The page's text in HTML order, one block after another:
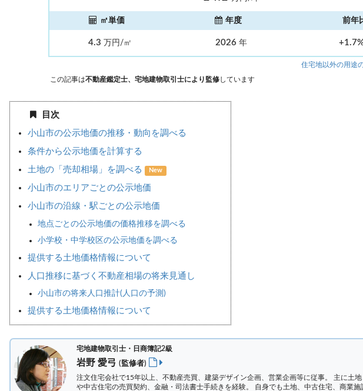
㎡単価 年度 前年
4.3 万円/㎡ 2026 年
住宅地以外の用途
この記事は不動産鑑定士、宅地建物取引士により監修しています
目次
小山市の公示地価の推移・動向を調べる
条件から公示地価を計算する
土地の「売却相場」を調べる New
小山市のエリアごとの公示地価
小山市の沿線・駅ごとの公示地価
地点ごとの公示地価の価格推移を調べる
小学校・中学校区の公示地価を調べる
提供する土地価格情報について
人口推移に基づく不動産相場の将来見通し
小山市の将来人口推計(人口の予測)
提供する土地価格情報について
宅地建物取引士・日商簿記2級
岩野 愛弓(監修者)
注文住宅会社で15年以上、不動産売買、建築デザイン企画、営業企画等に従事。 主に土地
や中古住宅の売買契約、金融・司法書士手続きを経験。 自身でも土地、中古住宅、商業施